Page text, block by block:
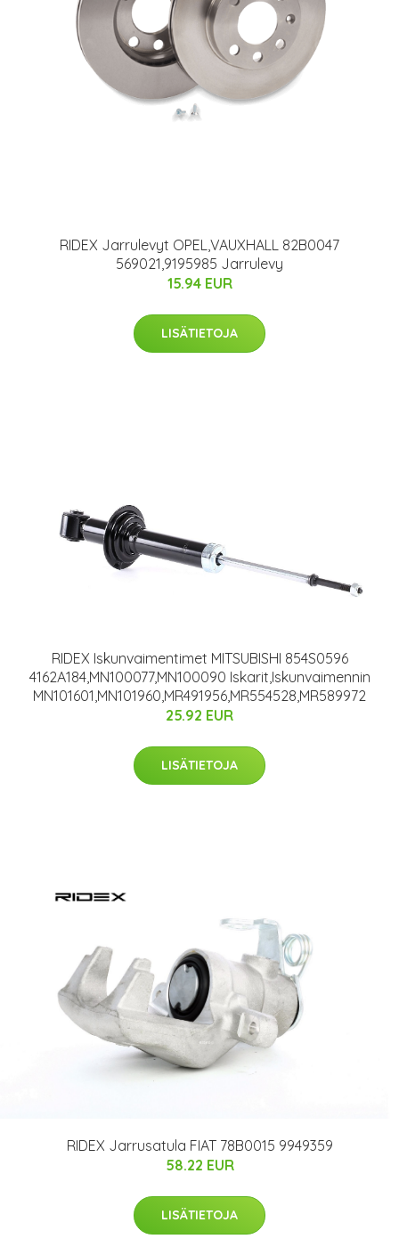
RIDEX Jarrulevyt OPEL,VAUXHALL 82B0047
569021,9195985 Jarrulevy
15.94 EUR
LISÄTIETOJA
RIDEX Iskunvaimentimet MITSUBISHI 854S0596
4162A184,MN100077,MN100090 Iskarit,Iskunvaimennin
MN101601,MN101960,MR491956,MR554528,MR589972
25.92 EUR
LISÄTIETOJA
RIDEX Jarrusatula FIAT 78B0015 9949359
58.22 EUR
LISÄTIETOJA